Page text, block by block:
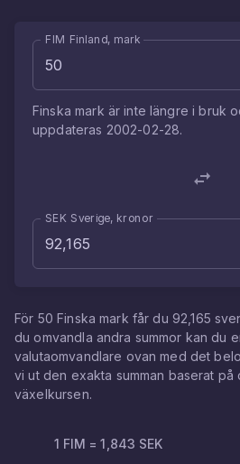
FIM Finland, mark
Finska mark är inte längre i bruk
uppdateras 2002-02-28.
SEK Sverige, kronor
För 50 Finska mark får du 92,165
du omvandla andra summor kan du
valutaomvandlare ovan med det
vi ut den exakta summan baserat på
växelkursen.
1 FIM =1,843 SEK